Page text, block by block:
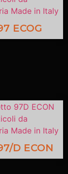
ECOG
D ECON